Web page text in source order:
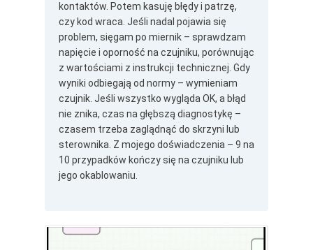
kontaktów. Potem kasuję błędy i patrzę,
czy kod wraca. Jeśli nadal pojawia się
problem, sięgam po miernik – sprawdzam
napięcie i oporność na czujniku, porównując
z wartościami z instrukcji technicznej. Gdy
wyniki odbiegają od normy – wymieniam
czujnik. Jeśli wszystko wygląda OK, a błąd
nie znika, czas na głębszą diagnostykę –
czasem trzeba zaglądnąć do skrzyni lub
sterownika. Z mojego doświadczenia – 9 na
10 przypadków kończy się na czujniku lub
jego okablowaniu.